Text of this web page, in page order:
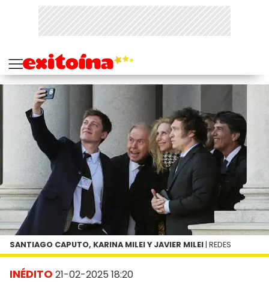
INÉDITO 21-02-2025 18:20
SANTIAGO CAPUTO, KARINA MILEI Y JAVIER MILEI | REDES